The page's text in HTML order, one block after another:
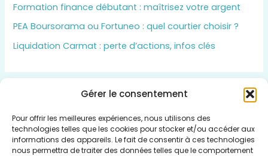
Gérer le consentement
Pour offrir les meilleures expériences, nous utilisons des
technologies telles que les cookies pour stocker et/ou accéder aux
informations des appareils. Le fait de consentir à ces technologies
nous permettra de traiter des données telles que le comportement
Formation finance débutant : maîtrisez votre argent
PEA Boursorama ou Fortuneo : quel courtier choisir ?
Liquidation Carmat : perte d’actions, infos clés
Insert HTML text here.